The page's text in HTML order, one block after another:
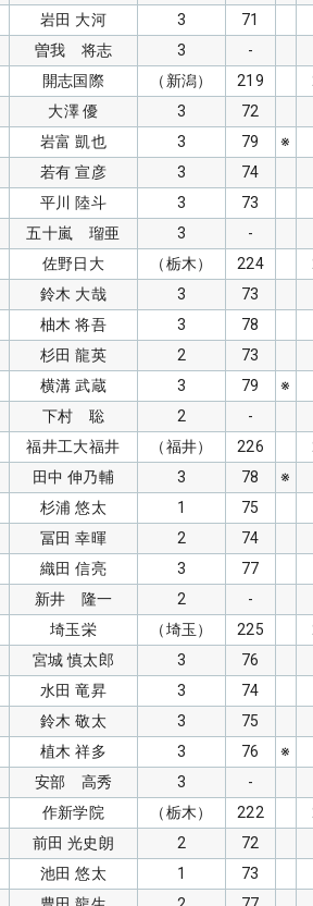
岩田 大河
3 71
曽我 将志
3 -
開志国際 （新潟） 219
大澤 優
3 72
岩富 凱也
3 79 ※
若有 宣彦
3 74
平川 陸斗
3 73
五十嵐 瑠亜
3 -
佐野日大 （栃木） 224
鈴木 大哉
3 73
柚木 将吾
3 78
杉田 龍英
2 73
横溝 武蔵
3 79 ※
下村 聡
2 -
福井工大福井 （福井） 226
田中 伸乃輔
3 78 ※
杉浦 悠太
1 75
冨田 幸暉
2 74
織田 信亮
3 77
新井 隆一
2 -
埼玉栄 （埼玉） 225
宮城 慎太郎
3 76
水田 竜昇
3 74
鈴木 敬太
3 75
植木 祥多
3 76 ※
安部 高秀
3 -
作新学院 （栃木） 222
前田 光史朗
2 72
池田 悠太
1 73